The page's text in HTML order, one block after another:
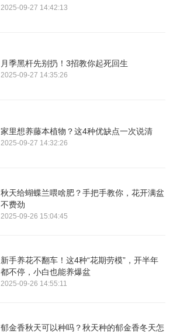
2025-09-27 14:42:13
月季黑杆先别扔！3招教你起死回生
2025-09-27 14:35:26
家里想养藤本植物？这4种优缺点一次说清
2025-09-27 14:32:26
秋天给蝴蝶兰喂啥肥？手把手教你，花开满盆
不费劲
2025-09-26 15:04:45
新手养花不翻车！这4种“花期劳模”，开半年
都不停，小白也能养爆盆
2025-09-26 14:55:11
郁金香秋天可以种吗？秋天种的郁金香冬天怎